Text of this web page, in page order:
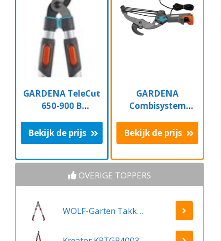
GARDENA TeleCut
650-900 B
Uitschuifbare
armen - tot max 90
Bekijk de prijs
GARDENA
Combisystem
Boomschaar
Takkenschaar -
Bekijk de prijs
OVERIGE TOPPERS
WOLF-Garten Takkenschaar POWER CUT RR*** 900 T - lengte 650-900mm - telescoop - aluminium hefboomarmen - 4x meer kracht - messpanning instelbaar